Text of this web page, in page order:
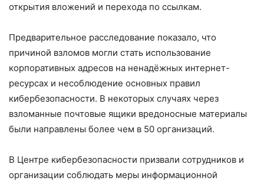
открытия вложений и перехода по ссылкам.
Предварительное расследование показало, что
причиной взломов могли стать использование
корпоративных адресов на ненадёжных интернет-
ресурсах и несоблюдение основных правил
кибербезопасности. В некоторых случаях через
взломанные почтовые ящики вредоносные материалы
были направлены более чем в 50 организаций.
В Центре кибербезопасности призвали сотрудников и
организации соблюдать меры информационной